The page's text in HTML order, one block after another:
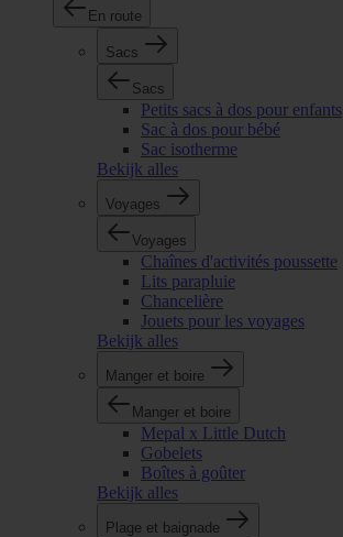
En route
Sacs
Sacs
Petits sacs à dos pour enfants
Sac à dos pour bébé
Sac isotherme
Bekijk alles
Voyages
Voyages
Chaînes d'activités poussette
Lits parapluie
Chancelière
Jouets pour les voyages
Bekijk alles
Manger et boire
Manger et boire
Mepal x Little Dutch
Gobelets
Boîtes à goûter
Bekijk alles
Plage et baignade